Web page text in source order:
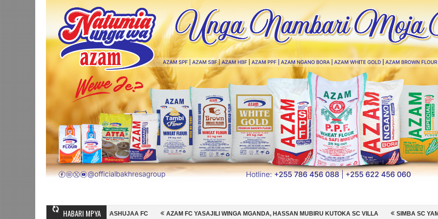
HABARI MPYA
WA MASHUJAA FC AZAM FC YASAJILI WINGA MGANDA, HASSAN MUBIRU KUTOKA SC VILLA SIMBA SC YAMSAJILI BEKI WA AZAM